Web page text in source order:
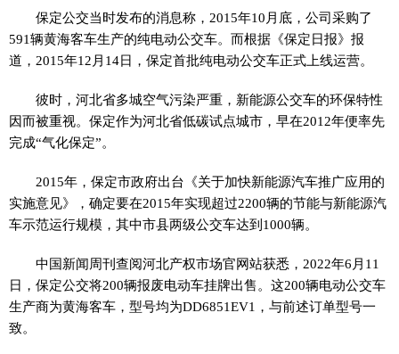
保定公交当时发布的消息称，2015年10月底，公司采购了
591辆黄海客车生产的纯电动公交车。而根据《保定日报》报
道，2015年12月14日，保定首批纯电动公交车正式上线运营。
彼时，河北省多城空气污染严重，新能源公交车的环保特性
因而被重视。保定作为河北省低碳试点城市，早在2012年便率先
完成“气化保定”。
2015年，保定市政府出台《关于加快新能源汽车推广应用的
实施意见》，确定要在2015年实现超过2200辆的节能与新能源汽
车示范运行规模，其中市县两级公交车达到1000辆。
中国新闻周刊查阅河北产权市场官网站获悉，2022年6月11
日，保定公交将200辆报废电动车挂牌出售。这200辆电动公交车
生产商为黄海客车，型号均为DD6851EV1，与前述订单型号一
致。